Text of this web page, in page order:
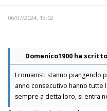
06/07/2024, 13:02
Domenico1900 ha
I romanisti stanno piangendo
anno consecutivo hanno
sempre a detta loro, si entra